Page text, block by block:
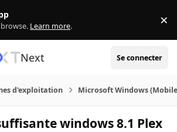
Learn more. ×
Next Se connecter
d'exploitation Microsoft Windows
windows 8.1 Plex